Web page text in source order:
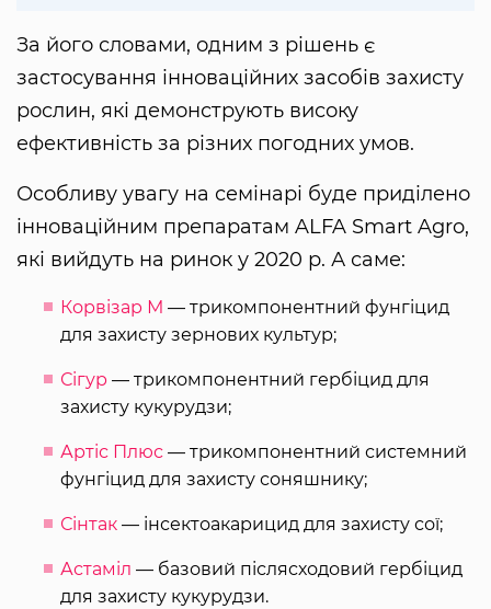
За його словами, одним з рішень є
застосування інноваційних засобів захисту
рослин, які демонструють високу
ефективність за різних погодних умов.
Особливу увагу на семінарі буде приділено
інноваційним препаратам ALFA Smart Agro,
які вийдуть на ринок у 2020 р. А саме:
Корвізар М — трикомпонентний фунгіцид
для захисту зернових культур;
Сігур — трикомпонентний гербіцид для
захисту кукурудзи;
Артіс Плюс — трикомпонентний системний
фунгіцид для захисту соняшнику;
Сінтак — інсектоакарицид для захисту сої;
Астаміл — базовий післясходовий гербіцид
для захисту кукурудзи.